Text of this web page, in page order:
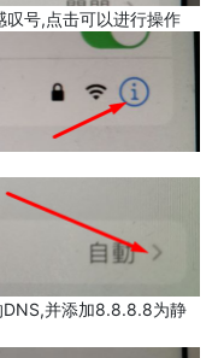
叹号,点击可以进行操作
并添加8.8.8.8为静